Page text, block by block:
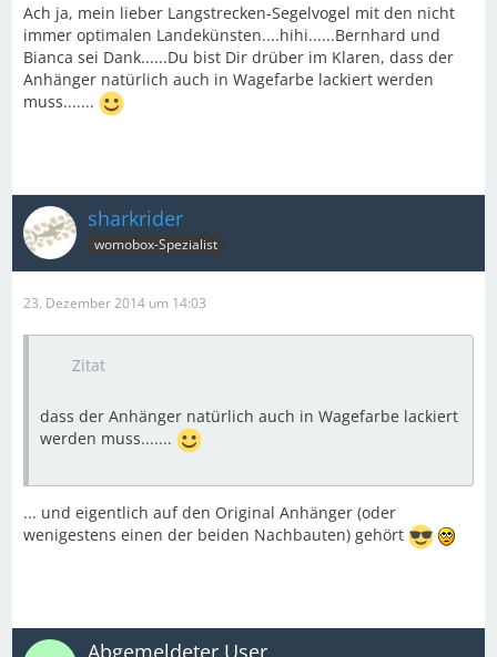
Ach ja, mein lieber Langstrecken-Segelvogel mit den nicht
immer optimalen Landekünsten....hihi......Bernhard und
Bianca sei Dank......Du bist Dir drüber im Klaren, dass der
Anhänger natürlich auch in Wagefarbe lackiert werden
muss.......
sharkrider
womobox-Spezialist
23. Dezember 2014 um 14:03
Zitat
dass der Anhänger natürlich auch in Wagefarbe lackiert
werden muss.......
... und eigentlich auf den Original Anhänger (oder
wenigestens einen der beiden Nachbauten) gehört
Abgemeldeter User